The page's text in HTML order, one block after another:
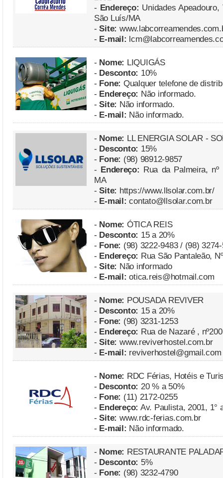
- Endereço: Unidades
São Luís/MA
-Site:
- E-mail:
- Nome: LIQUIGÁS
- Desconto: 10%
- Fone: Qualquer telefone de
- Endereço: Não informado.
-Site: Não informado.
- E-mail: Não informado.
- Nome: LL ENERGIA SOLAR -
- Desconto: 15%
- Fone: (98) 98912-9857
- Endereço: Rua da Palmeira,
MA
-Site: https://www.llsolar.com.br/
- E-mail: contato@llsolar.com.br
- Nome: ÓTICA REIS
- Desconto: 15 a 20%
- Fone: (98) 3222-9483 / (98)
- Endereço: Rua São Pantaleão,
-Site: Não informado
- E-mail: otica.reis@hotmail.com
- Nome: POUSADA REVIVER
- Desconto: 15 a 20%
- Fone: (98) 3231-1253
- Endereço: Rua de Nazaré ,
-Site: www.reviverhostel.com.br
- E-mail: reviverhostel@gmail.com
- Nome: RDC Férias, Hotéis e
- Desconto: 20 % a 50%
- Fone: (11) 2172-0255
- Endereço: Av. Paulista, 2001, 1°
-Site: www.rdc-ferias.com.br
- E-mail: Não informado.
- Nome: RESTAURANTE
- Desconto: 5%
- Fone: (98) 3232-4790